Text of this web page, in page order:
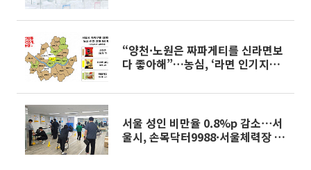
“양천·노원은 짜파게티를 신라면보
다 좋아해”…농심, ‘라면 인기지도’
서울 성인 비만율 0.8%p 감소⋯서
울시, 손목닥터9988·서울체력장 강